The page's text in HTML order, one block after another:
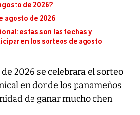
de 2026?
agosto de 2026
estas son las fechas y
en los sorteos de agosto
de 2026 se celebrara el sorteo
en donde los panameños
de ganar mucho chen